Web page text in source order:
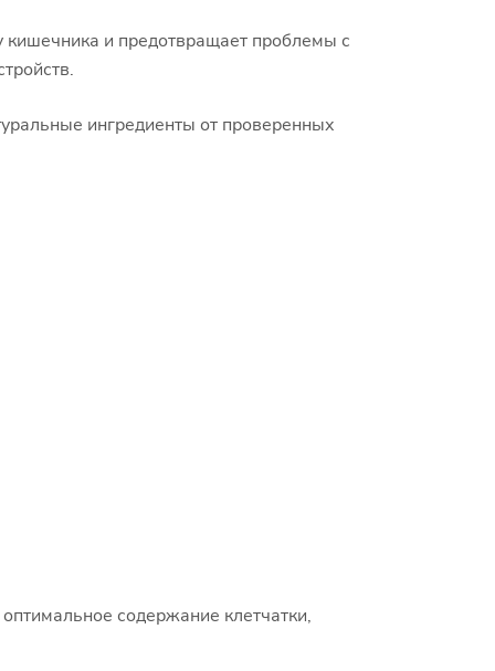
и предотвращает проблемы с
ингредиенты от проверенных
содержание клетчатки,